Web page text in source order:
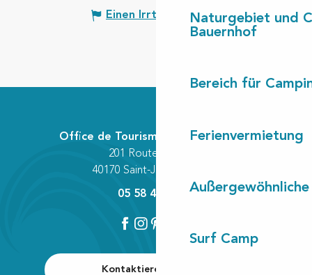
Naturgebiet und
Bauernhof
Bereich für
Ferienvermietung
Surf Camp
Einen Irrtum angeben
Kontaktieren Sie uns
Office de Tourisme Communautaire
201 Route des Lacs
40170 Saint-Julien-en-Born
05 58 42 89 80